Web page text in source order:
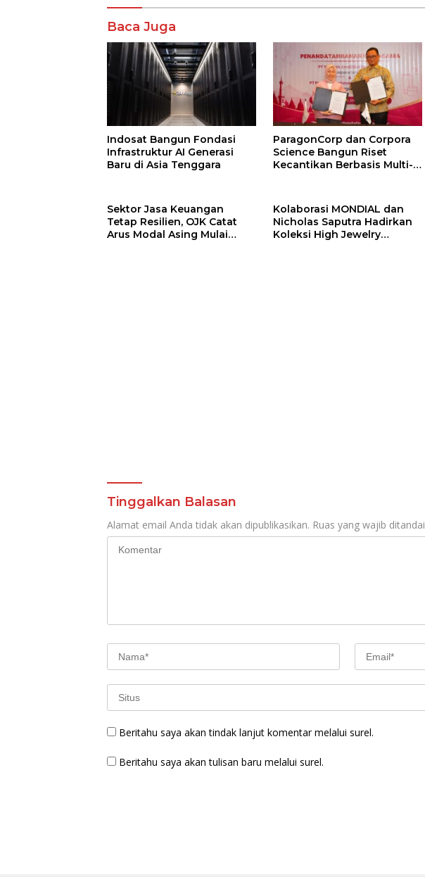
Komentar
Baca Juga
Indosat Bangun Fondasi
Infrastruktur AI Generasi
Baru di Asia Tenggara
ParagonCorp dan Corpora
Science Bangun Riset
Kecantikan Berbasis Multi-
Sektor Jasa Keuangan
Tetap Resilien, OJK Catat
Arus Modal Asing Mulai
Kolaborasi MONDIAL dan
Nicholas Saputra Hadirkan
Koleksi High Jewelry
Tinggalkan Balasan
Alamat email Anda tidak akan dipublikasikan. Ruas yang wajib ditandai
Beritahu saya akan tindak lanjut komentar melalui surel.
Beritahu saya akan tulisan baru melalui surel.